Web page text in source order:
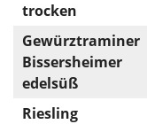
trocken
Gewürztraminer
Bissersheimer
edelsüß
Riesling